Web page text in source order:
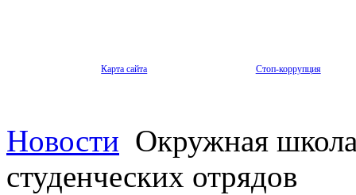
Карта сайта Стоп-коррупция
Новости Окружная
студенческих отрядов